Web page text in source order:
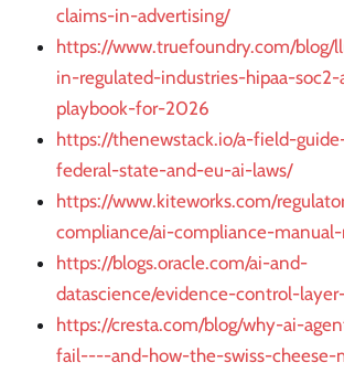
claims-in-advertising/
https://www.truefoundry.com/
in-regulated-industries-hipaa-
playbook-for-2026
https://thenewstack.io/a-field-
federal-state-and-eu-ai-laws/
https://www.kiteworks.com/
compliance/ai-compliance-
https://blogs.oracle.com/ai-and-
datascience/evidence-control-
https://cresta.com/blog/why-ai-
fail----and-how-the-swiss-cheese-